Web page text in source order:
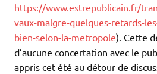
https://www.estrepublicain.fr/
vaux-malgre-quelques-retards-
bien-selon-la-metropole). Cette
d’aucune concertation avec le
appris cet été au détour de